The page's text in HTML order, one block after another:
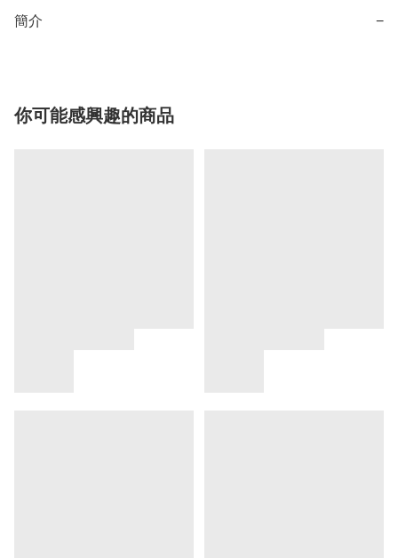
簡介 −
你可能感興趣的商品